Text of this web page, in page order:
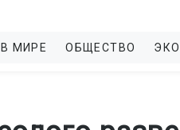
В МИРЕ ОБЩЕСТВО